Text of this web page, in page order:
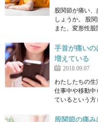
股関節が痛い
しょうか。 股
また、変形性
手首が痛い
増えている
2018.09.07
わたしたちの生
仕事中や移動中
ているという
股関節の痛